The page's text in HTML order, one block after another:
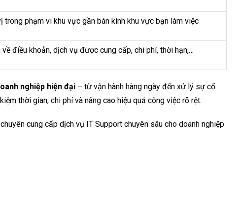
trong phạm vi khu vực gần bán kính khu vực bạn làm việc
điều khoản, dịch vụ được cung cấp, chi phí, thời hạn,…
nghiệp hiện đại – từ vận hành hàng ngày đến xử lý sự cố
thời gian, chi phí và nâng cao hiệu quả công việc rõ rệt.
cung cấp dịch vụ IT Support chuyên sâu cho doanh nghiệp